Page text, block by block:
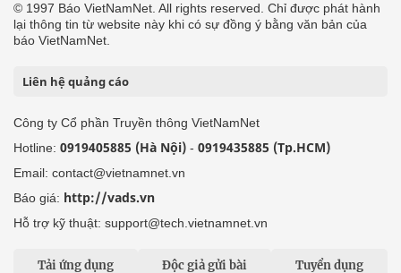
© 1997 Báo VietNamNet. All rights reserved. Chỉ được phát hành
lại thông tin từ website này khi có sự đồng ý bằng văn bản của
báo VietNamNet.
Liên hệ quảng cáo
Công ty Cổ phần Truyền thông VietNamNet
Hotline: 0919405885 (Hà Nội) - 0919435885 (Tp.HCM)
Email: contact@vietnamnet.vn
Báo giá: http://vads.vn
Hỗ trợ kỹ thuật: support@tech.vietnamnet.vn
Tải ứng dụng Độc giả gửi bài Tuyển dụng